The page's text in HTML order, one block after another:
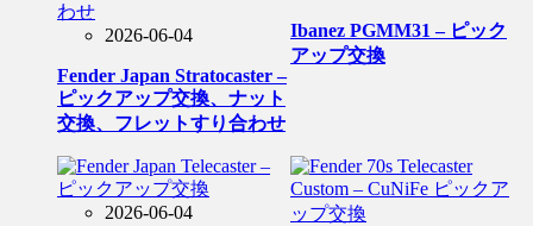
2026-06-04
Fender Japan Stratocaster –
ピックアップ交換、ナット
交換、フレットすり合わせ
Ibanez PGMM31 – ピック
アップ交換
2026-06-04